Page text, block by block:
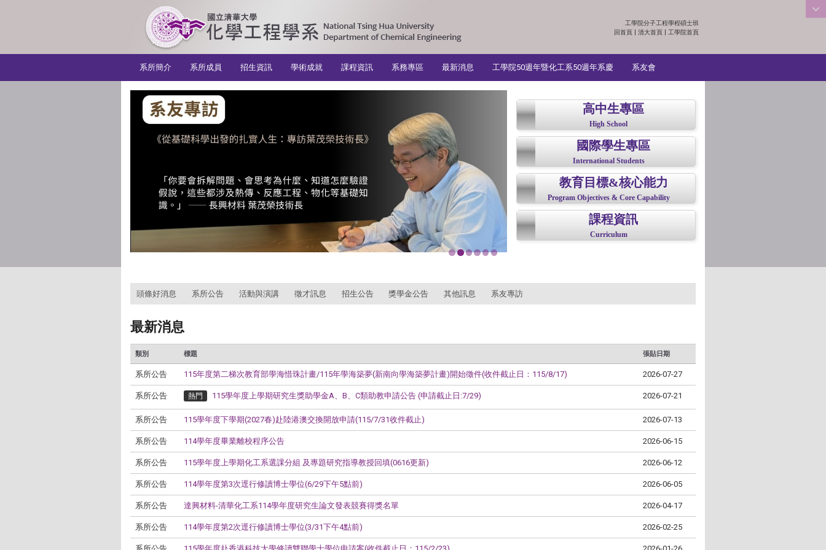
:::
工學院分子工程學程碩士班
回首頁 | 清大首頁 | 工學院首頁
系所簡介
系所成員 招生資訊 學術成就 課程資訊 系務專區 最新消息 工學院50週年暨化工系50週年系慶 系友會
高中生專區
High School
國際學生專區
International Students
教育目標&核心能力
Program Objectives & Core Capability
課程資訊
Curriculum
頭條好消息 系所公告 活動與演講 徵才訊息 招生公告 獎學金公告 其他訊息 系友專訪
最新消息
類別 標題 張貼日期
系所公告 115年度第二梯次教育部學海惜珠計畫/115年學海築夢(新南向學海築夢計畫)開始徵件(收件截止日：115/8/17) 2026-07-27
系所公告 熱門 115學年度上學期研究生獎助學金A、B、C類助教申請公告 (申請截止日:7/29) 2026-07-21
系所公告 115學年度下學期(2027春)赴陸港澳交換開放申請(115/7/31收件截止) 2026-07-13
系所公告 114學年度畢業離校程序公告 2026-06-15
系所公告 115學年度上學期化工系選課分組 及專題研究指導教授回填(0616更新) 2026-06-12
系所公告 114學年度第3次逕行修讀博士學位(6/29下午5點前) 2026-06-05
系所公告 達興材料-清華化工系114學年度研究生論文發表競賽得獎名單 2026-04-17
系所公告 114學年度第2次逕行修讀博士學位(3/31下午4點前) 2026-02-25